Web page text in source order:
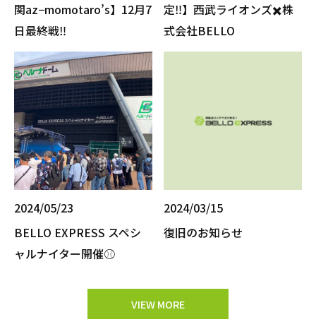
関az−momotaro’s】12月7
日最終戦‼️
定‼️】西武ライオンズ✖️株
式会社BELLO
2024/05/23
BELLO EXPRESS スペシ
ャルナイター開催⚾️
2024/03/15
復旧のお知らせ
VIEW MORE